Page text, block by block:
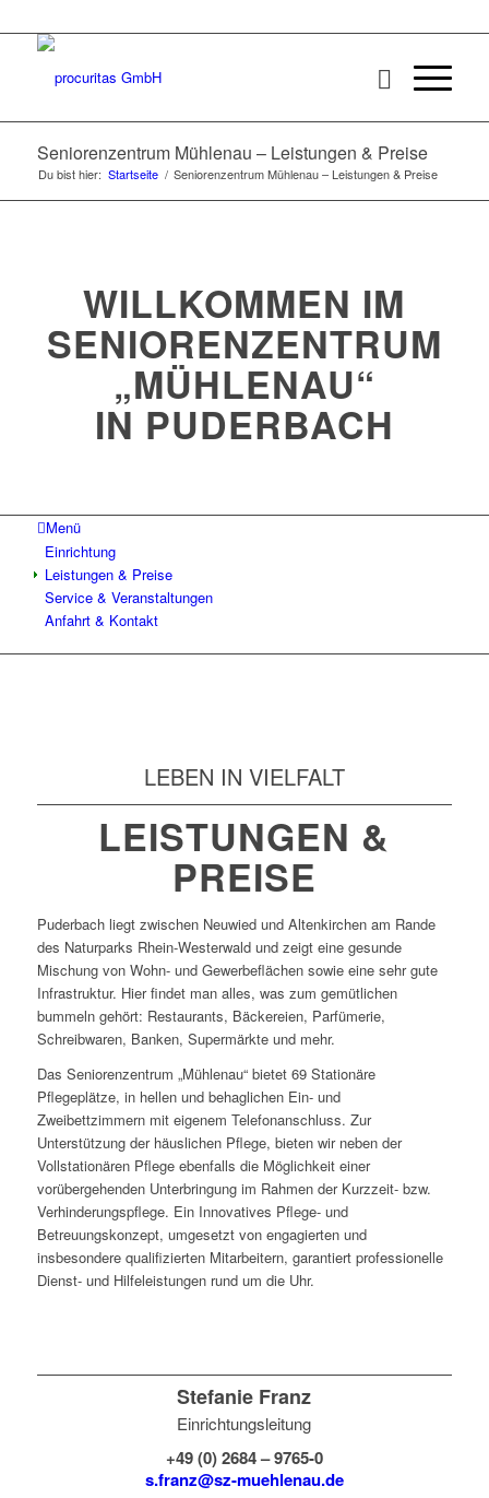
Seniorenzentrum Mühlenau – Leistungen & Preise
Du bist hier: Startseite / Seniorenzentrum Mühlenau – Leistungen & Preise
WILLKOMMEN IM
SENIORENZENTRUM
„MÜHLENAU“
IN PUDERBACH
Menü
Einrichtung
Leistungen & Preise
Service & Veranstaltungen
Anfahrt & Kontakt
LEBEN IN VIELFALT
LEISTUNGEN &
PREISE
Puderbach liegt zwischen Neuwied und Altenkirchen am Rande
des Naturparks Rhein-Westerwald und zeigt eine gesunde
Mischung von Wohn- und Gewerbeflächen sowie eine sehr gute
Infrastruktur. Hier findet man alles, was zum gemütlichen
bummeln gehört: Restaurants, Bäckereien, Parfümerie,
Schreibwaren, Banken, Supermärkte und mehr.
Das Seniorenzentrum „Mühlenau“ bietet 69 Stationäre
Pflegeplätze, in hellen und behaglichen Ein- und
Zweibettzimmern mit eigenem Telefonanschluss. Zur
Unterstützung der häuslichen Pflege, bieten wir neben der
Vollstationären Pflege ebenfalls die Möglichkeit einer
vorübergehenden Unterbringung im Rahmen der Kurzzeit- bzw.
Verhinderungspflege. Ein Innovatives Pflege- und
Betreuungskonzept, umgesetzt von engagierten und
insbesondere qualifizierten Mitarbeitern, garantiert professionelle
Dienst- und Hilfeleistungen rund um die Uhr.
Stefanie Franz
Einrichtungsleitung
+49 (0) 2684 – 9765-0
s.franz@sz-muehlenau.de